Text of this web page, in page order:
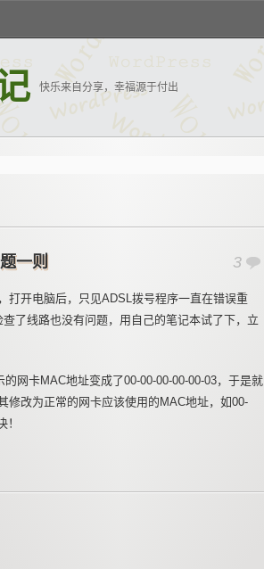
快乐来自分享，幸福源于付出
一则
打开电脑后，只见ADSL拨号程序一直在错误重
了线路也没有问题，用自己的笔记本试了下，立
网卡MAC地址变成了00-00-00-00-00-03，于是就
修改为正常的网卡应该使用的MAC地址，如00-
3